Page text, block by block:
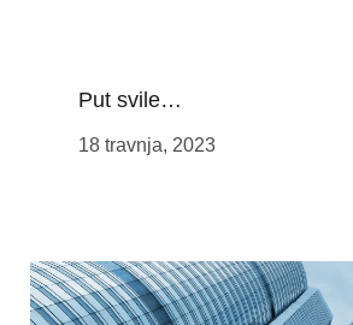
Put svile…
18 travnja, 2023